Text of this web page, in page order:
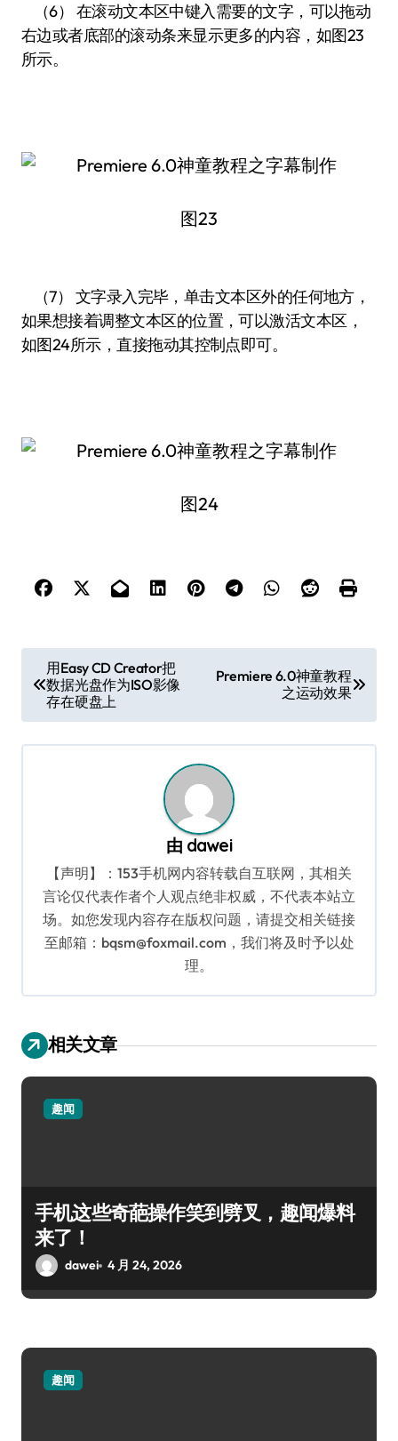
（6） 在滚动文本区中键入需要的文字，可以拖动
右边或者底部的滚动条来显示更多的内容，如图23
所示。
图23
（7） 文字录入完毕，单击文本区外的任何地方，
如果想接着调整文本区的位置，可以激活文本区，
如图24所示，直接拖动其控制点即可。
图24
章
导
航
用Easy CD Creator把
数据光盘作为ISO影像
存在硬盘上
Premiere 6.0神童教程
之运动效果
由 dawei
【声明】：153手机网内容转载自互联网，其相关
言论仅代表作者个人观点绝非权威，不代表本站立
场。如您发现内容存在版权问题，请提交相关链接
至邮箱：bqsm@foxmail.com，我们将及时予以处
理。
相关文章
趣闻
手机这些奇葩操作笑到劈叉，趣闻爆料
来了！
dawei 4 月 24, 2026
趣闻